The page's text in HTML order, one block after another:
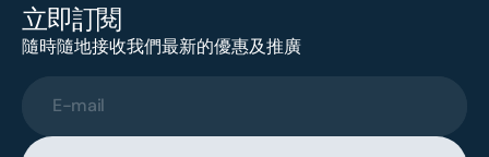
立即訂閱
隨時隨地接收我們最新的優惠及推廣
E-mail